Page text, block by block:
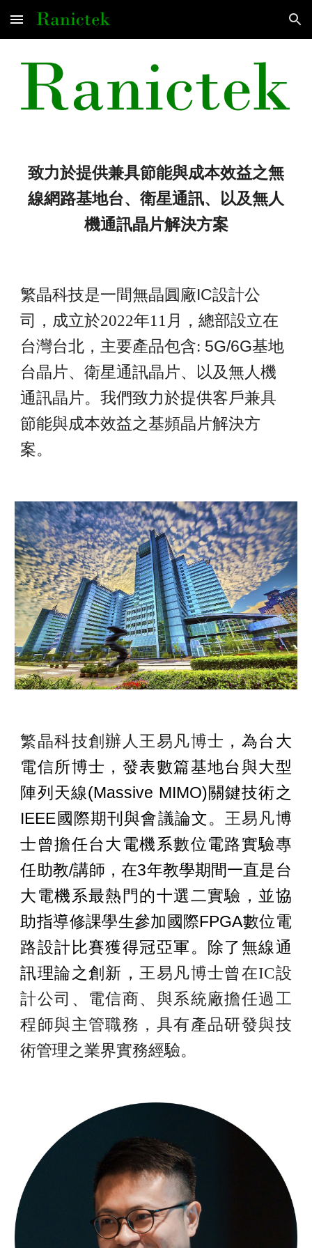
Skip to main content Skip to navigation
致力於提供兼具節能與成本效益之無
線網路基地台、衛星通訊、以及無人
機通訊晶片解決方案
繁晶科技是一間無晶圓廠IC設計公
司，成立於2022年11月，總部設立在
台灣台北， 主要產品包含: 5G/6G基地
台晶片、衛星通訊晶片、以及無人機
通訊晶片。我們致力於提供客戶兼具
節能與成本效益之基頻晶片解決方
案。
繁晶科技創辦人王易凡博士 ，為台大
電信所博士，發表數篇基地台與大型
陣列天線(Massive MIMO)關鍵技術之
IEEE國際期刊與會議論文。 王易凡博
士曾擔任台大電機系數位電路實驗專
任助教/講師，在3年教學期間一直是台
大電機系最熱門的十選二實驗，並協
助指導修課學生參加國際FPGA數位電
路設計比賽獲得冠亞軍。除了無線通
訊理論之創新， 王易凡博士曾在IC設
計公司、電信商、與系統廠擔任過工
程師與主管職務，具有產品研發與技
術管理之業界實務經驗。